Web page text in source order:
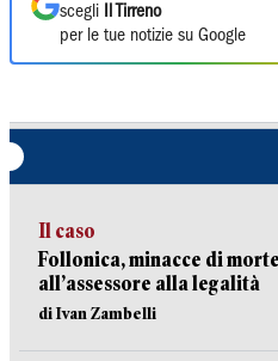
scegli
Il Tirreno
per le tue notizie su Google
Il caso
Follonica, minacce di
all’assessore alla legalità
di Ivan Zambelli